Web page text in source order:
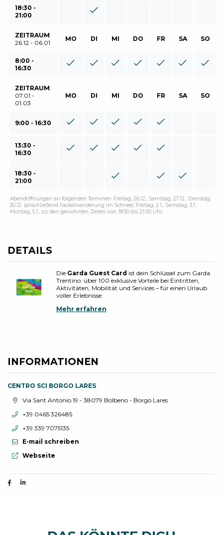
18:30 -
21:00
ZEITRAUM:
26.12 - 06.01
MO DI MI DO FR SA SO
8:00 -
16:30
ZEITRAUM:
07.01 -
01.03
MO DI MI DO FR SA SO
9:00 - 16:30
13:30 -
16:30
18:30 -
21:00
Abendöffnungen an folgenden Terminen: Freitag, 26.12., Samstag, 27.12., Dienstag,
30.12. (anschließend Fackelwanderung im Schnee), Freitag, 2.1., Samstag, 3.1.,
Montag, 5.1., zu den gewohnten Zeiten von 18:30 bis 21:00 Uhr.
DETAILS
Die Garda Guest Card ist dein Schlüssel zum Garda
Trentino: über 100 exklusive Vorteile bei Eintritten,
Aktivitäten, Mobilität und Services – für einen Urlaub
voller Erlebnisse.
Mehr erfahren
INFORMATIONEN
CENTRO SCI BORGO LARES
aria.location:
Via Sant Antonio 19 - 38079 Bolbeno - Borgo Lares
aria.phone:
+39 0465 326485
aria.phone:
+39 339 7075135
E-mail schreiben
aria.website:
Webseite